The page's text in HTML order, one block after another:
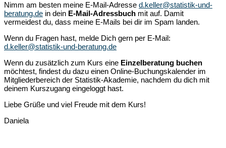
Nimm am besten meine E-Mail-Adresse d.keller@statistik-und-
beratung.de in dein E-Mail-Adressbuch mit auf. Damit
vermeidest du, dass meine E-Mails bei dir im Spam landen.
Wenn du Fragen hast, melde Dich gern per E-Mail:
d.keller@statistik-und-beratung.de
Wenn du zusätzlich zum Kurs eine Einzelberatung buchen
möchtest, findest du dazu einen Online-Buchungskalender im
Mitgliederbereich der Statistik-Akademie, nachdem du dich mit
deinem Kurszugang eingeloggt hast.
Liebe Grüße und viel Freude mit dem Kurs!
Daniela